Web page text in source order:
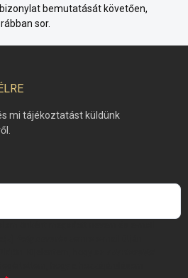
bemutatását követően,
sor.
mi tájékoztatást küldünk